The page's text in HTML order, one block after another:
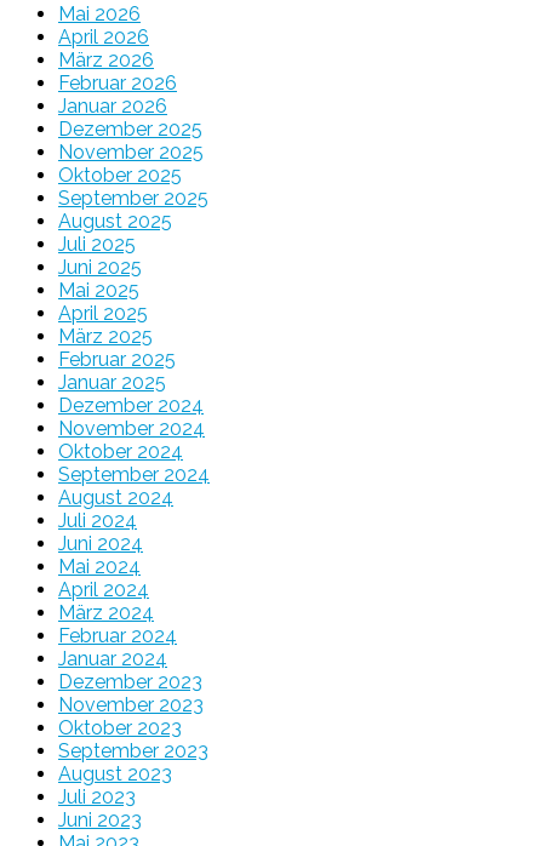
Mai 2026
April 2026
März 2026
Februar 2026
Januar 2026
Dezember 2025
November 2025
Oktober 2025
September 2025
August 2025
Juli 2025
Juni 2025
Mai 2025
April 2025
März 2025
Februar 2025
Januar 2025
Dezember 2024
November 2024
Oktober 2024
September 2024
August 2024
Juli 2024
Juni 2024
Mai 2024
April 2024
März 2024
Februar 2024
Januar 2024
Dezember 2023
November 2023
Oktober 2023
September 2023
August 2023
Juli 2023
Juni 2023